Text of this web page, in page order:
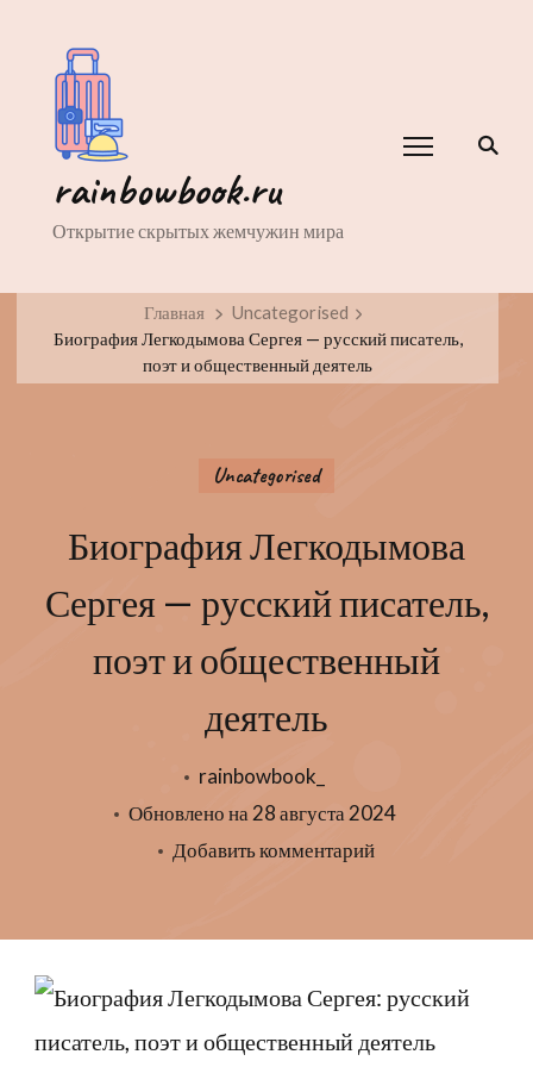
rainbowbook.ru
Открытие скрытых жемчужин мира
Главная
Uncategorised
Биография Легкодымова Сергея — русский писатель,
поэт и общественный деятель
Uncategorised
Биография Легкодымова
Сергея — русский писатель,
поэт и общественный
деятель
rainbowbook_
Обновлено на 28 августа 2024
Добавить комментарийк
Сергея